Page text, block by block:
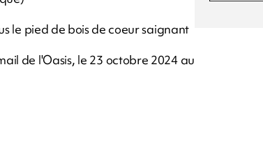
le pied de bois de coeur saignant
de l'Oasis, le 23 octobre 2024 au